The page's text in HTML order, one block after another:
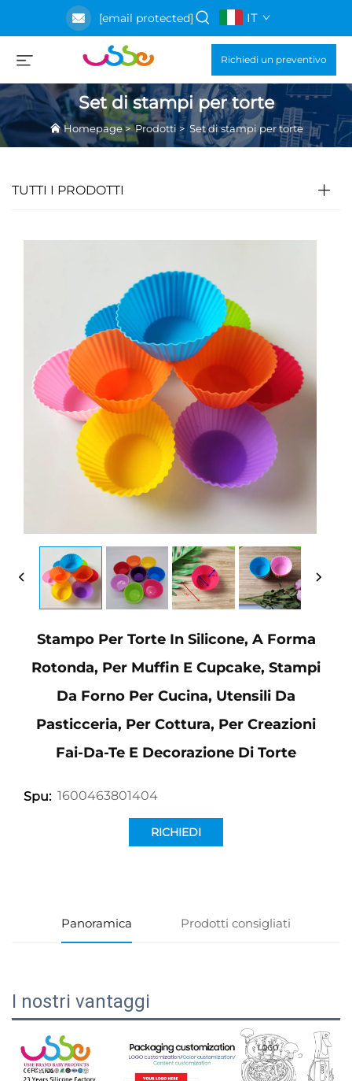
[email protected] IT
Richiedi un preventivo
Set di stampi per torte
Homepage>Prodotti >Set di stampi per torte
TUTTI I PRODOTTI
Stampo Per Torte In Silicone, A Forma
Rotonda, Per Muffin E Cupcake, Stampi
Da Forno Per Cucina, Utensili Da
Pasticceria, Per Cottura, Per Creazioni
Fai-Da-Te E Decorazione Di Torte
Spu: 1600463801404
RICHIEDI
Panoramica Prodotti consigliati
I nostri vantaggi